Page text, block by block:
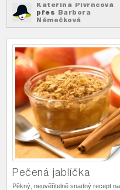
Kateřina Pivrncová
přes Barbora
Němečková
naRecepty
Pečená jablíčka
Pěkný, neuvěřitelně snadný recept na